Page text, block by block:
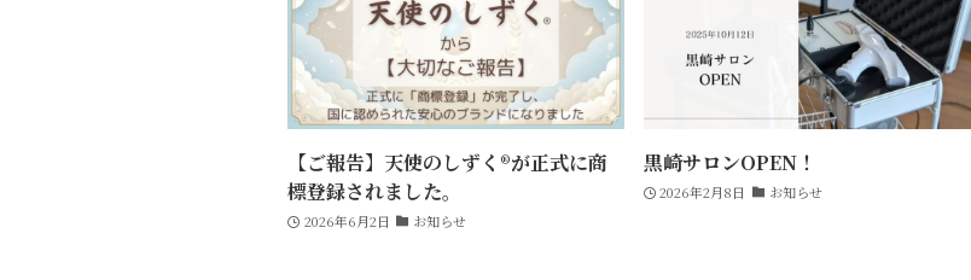
【ご報告】天使のしずく®が正式に商
標登録されました。
2026年6月2日 お知らせ
黒崎サロンOPEN！
2026年2月8日 お知らせ